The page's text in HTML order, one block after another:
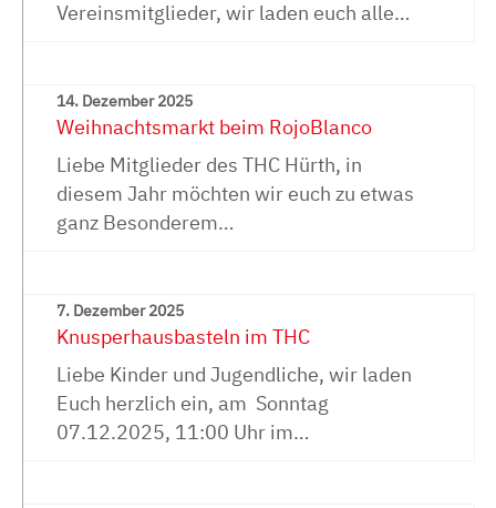
Vereinsmitglieder, wir laden euch alle…
14. Dezember 2025
Weihnachtsmarkt beim RojoBlanco
Liebe Mitglieder des THC Hürth, in
diesem Jahr möchten wir euch zu etwas
ganz Besonderem…
7. Dezember 2025
Knusperhausbasteln im THC
Liebe Kinder und Jugendliche, wir laden
Euch herzlich ein, am Sonntag
07.12.2025, 11:00 Uhr im…